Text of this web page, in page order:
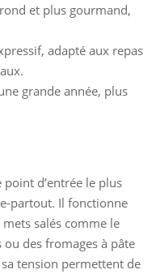
et plus gourmand,
adapté aux repas
grande année, plus
point d’entrée le plus
partout. Il fonctionne
salés comme le
des fromages à pâte
tension permettent de